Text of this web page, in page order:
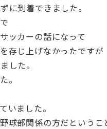
に到着できました。
ッカーの話になって
存じ上げなかったですが
した。
。
いました。
部関係の方だというこ